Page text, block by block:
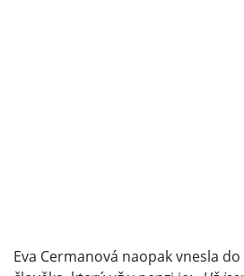
Eva Cermanová naopak vnesla